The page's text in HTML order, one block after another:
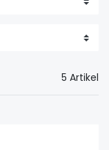
5 Artikel